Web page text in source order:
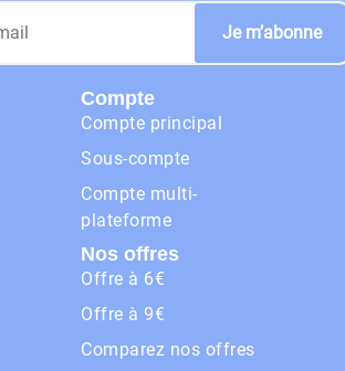
Je m’abonne
Compte
Compte principal
Sous-compte
Compte multi-
plateforme
Nos offres
Offre à 6€
Offre à 9€
Comparez nos offres